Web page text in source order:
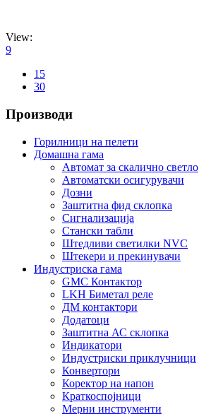
View:
9
15
30
Производи
Горилници на пелети
Домашна гама
Автомат за скалично светло
Автоматски осигурувачи
Дозни
Заштитна фид склопка
Сигнализација
Стански табли
Штедливи светилки NVC
Штекери и прекинувачи
Индустриска гама
GMC Контактор
LKH Биметал реле
ДМ контактори
Додатоци
Заштитна АС склопка
Индикатори
Индустриски приклучници
Конвертори
Коректор на напон
Краткоспојници
Мерни инструменти